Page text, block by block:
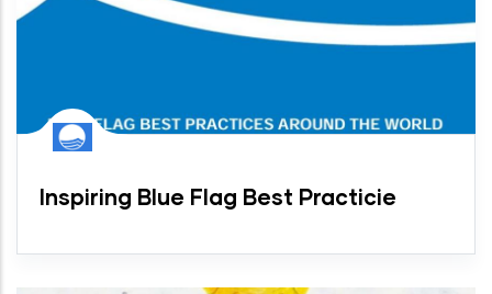
Inspiring Blue Flag Best Practicie